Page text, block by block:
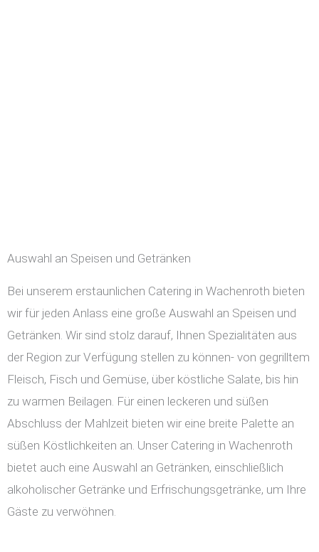
Auswahl an Speisen und Getränken
Bei unserem erstaunlichen Catering in Wachenroth bieten
wir für jeden Anlass eine große Auswahl an Speisen und
Getränken. Wir sind stolz darauf, Ihnen Spezialitäten aus
der Region zur Verfügung stellen zu können- von gegrilltem
Fleisch, Fisch und Gemüse, über köstliche Salate, bis hin
zu warmen Beilagen. Für einen leckeren und süßen
Abschluss der Mahlzeit bieten wir eine breite Palette an
süßen Köstlichkeiten an. Unser Catering in Wachenroth
bietet auch eine Auswahl an Getränken, einschließlich
alkoholischer Getränke und Erfrischungsgetränke, um Ihre
Gäste zu verwöhnen.